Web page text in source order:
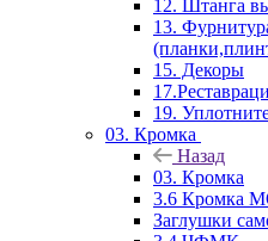
12. Штанга
13.
15. Декоры
19.
03. Кромка
Назад
03. Кромка
3.6 Кромка
Заглушки